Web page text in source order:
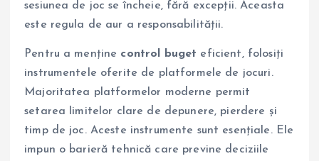
sesiunea de joc se încheie, fără excepții. Aceasta
este regula de aur a responsabilității.
Pentru a menține control buget eficient, folosiți
instrumentele oferite de platformele de jocuri.
Majoritatea platformelor moderne permit
setarea limitelor clare de depunere, pierdere și
timp de joc. Aceste instrumente sunt esențiale. Ele
impun o barieră tehnică care previne deciziile